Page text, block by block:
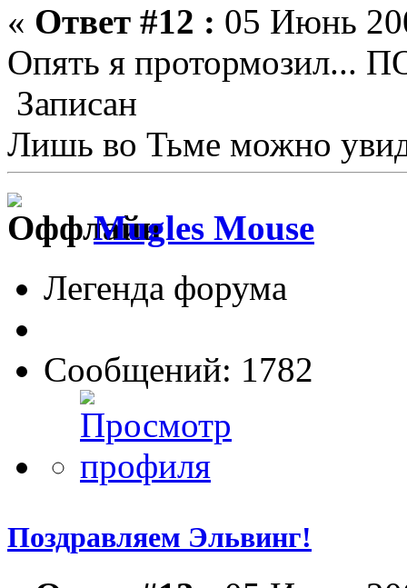
« Ответ #12 : 05 Июнь
Опять я
Записан
Лишь во Тьме можно
Mugles Mouse
Легенда форума
Сообщений: 1782
Поздравляем Эльвинг!